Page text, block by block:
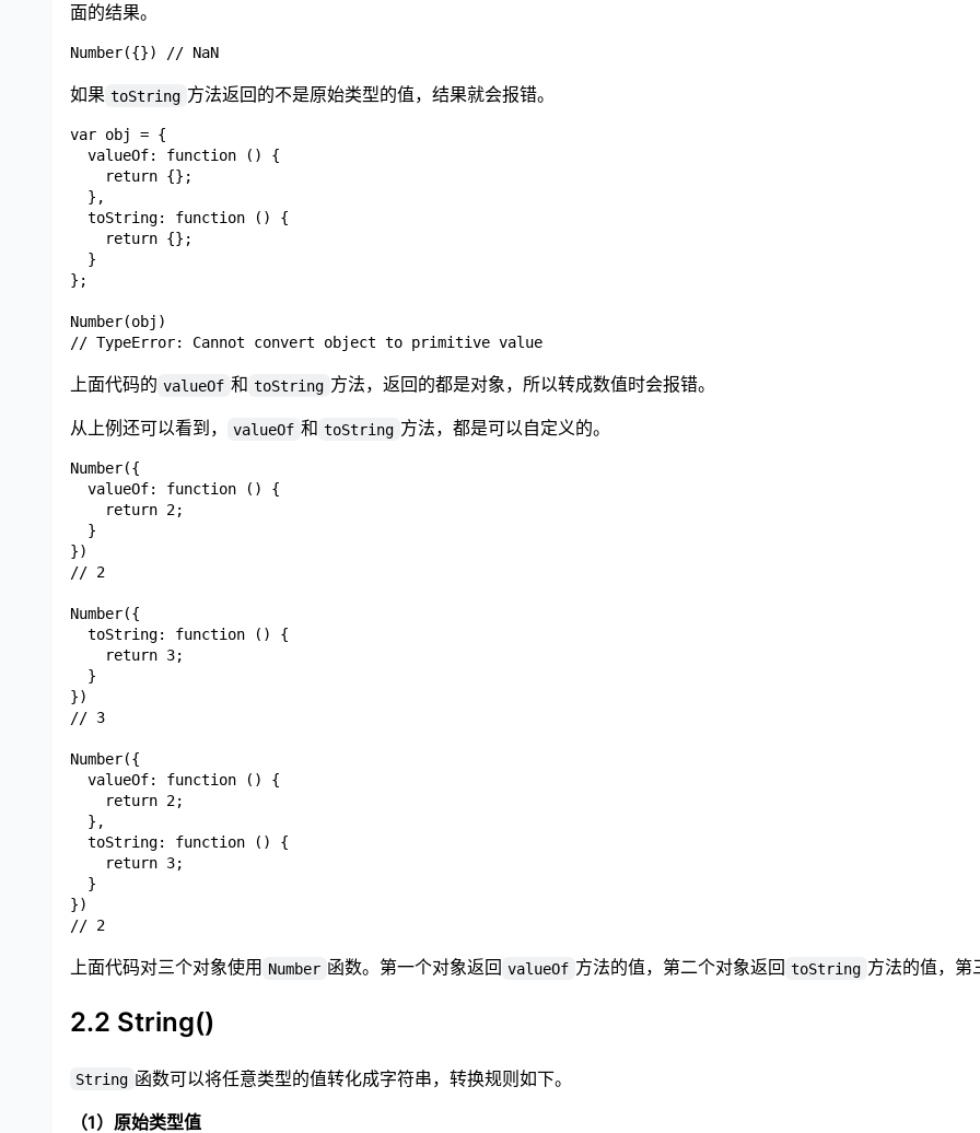
面的结果。
如果 toString 方法返回的不是原始类型的值，结果就会报错。
var obj = {
  valueOf: function () {
    return {};
  },
  toString: function () {
    return {};
  }
};
Number(obj)
上面代码的 valueOf 和 toString 方法，返回的都是对象，所以转成数值时会报错。
从上例还可以看到，
valueOf 和 toString 方法，都是可以自定义的。
Number({
  valueOf: function () {
    return 2;
  }
})
// 2
Number({
  toString: function () {
    return 3;
  }
})
// 3
Number({
  valueOf: function () {
    return 2;
  },
  toString: function () {
    return 3;
  }
})
上面代码对三个对象使用 Number 函数。第一个对象返回 valueOf 方法的值，第二个对象返回 toString 方法的值，第
2.2 String()
String 函数可以将任意类型的值转化成字符串，转换规则如下。
（1）原始类型值